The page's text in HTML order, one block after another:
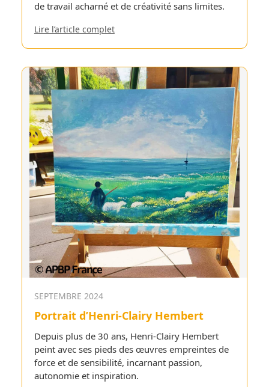
de travail acharné et de créativité sans limites.
Lire l’article complet
SEPTEMBRE 2024
Portrait d’Henri-Clairy Hembert
Depuis plus de 30 ans, Henri-Clairy Hembert
peint avec ses pieds des œuvres empreintes de
force et de sensibilité, incarnant passion,
autonomie et inspiration.